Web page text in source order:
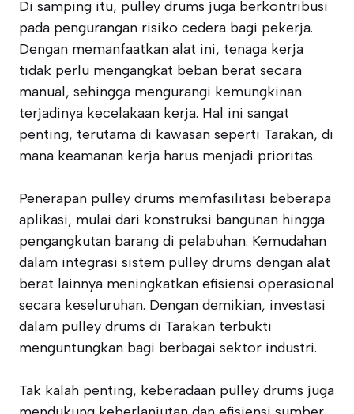
Di samping itu, pulley drums juga berkontribusi
pada pengurangan risiko cedera bagi pekerja.
Dengan memanfaatkan alat ini, tenaga kerja
tidak perlu mengangkat beban berat secara
manual, sehingga mengurangi kemungkinan
terjadinya kecelakaan kerja. Hal ini sangat
penting, terutama di kawasan seperti Tarakan, di
mana keamanan kerja harus menjadi prioritas.
Penerapan pulley drums memfasilitasi beberapa
aplikasi, mulai dari konstruksi bangunan hingga
pengangkutan barang di pelabuhan. Kemudahan
dalam integrasi sistem pulley drums dengan alat
berat lainnya meningkatkan efisiensi operasional
secara keseluruhan. Dengan demikian, investasi
dalam pulley drums di Tarakan terbukti
menguntungkan bagi berbagai sektor industri.
Tak kalah penting, keberadaan pulley drums juga